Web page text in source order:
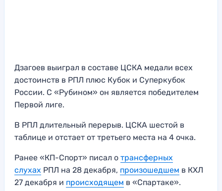
Дзагоев выиграл в составе ЦСКА медали всех
достоинств в РПЛ плюс Кубок и Суперкубок
России. С «Рубином» он является победителем
Первой лиге.
В РПЛ длительный перерыв. ЦСКА шестой в
таблице и отстает от третьего места на 4 очка.
Ранее «КП-Спорт» писал о трансферных
слухах РПЛ на 28 декабря, произошедшем в КХЛ
27 декабря и происходящем в «Спартаке».